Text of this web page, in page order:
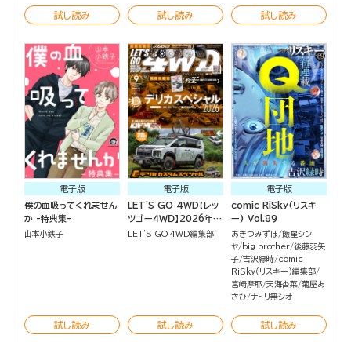
試し読み 試し読み 試し読み
電子版
僕の血吸ってくれません
か -特典集-
山本小鉄子
試し読み
電子版
LET'S GO 4WD【レッ
ツゴー４ＷＤ】2026年
09月号
LET'S GO 4WD編集部
試し読み
電子版
comic RiSky(リスキ
ー) Vol.89
あきつみずほ 飯星シン
ヤ
big brother 後藤羽矢
子 吉沢緑時 comic
RiSky（リスキー）編集部
宮崎摩耶 天海杏菜 菊屋あ
さひ ナトリ無シオ
試し読み